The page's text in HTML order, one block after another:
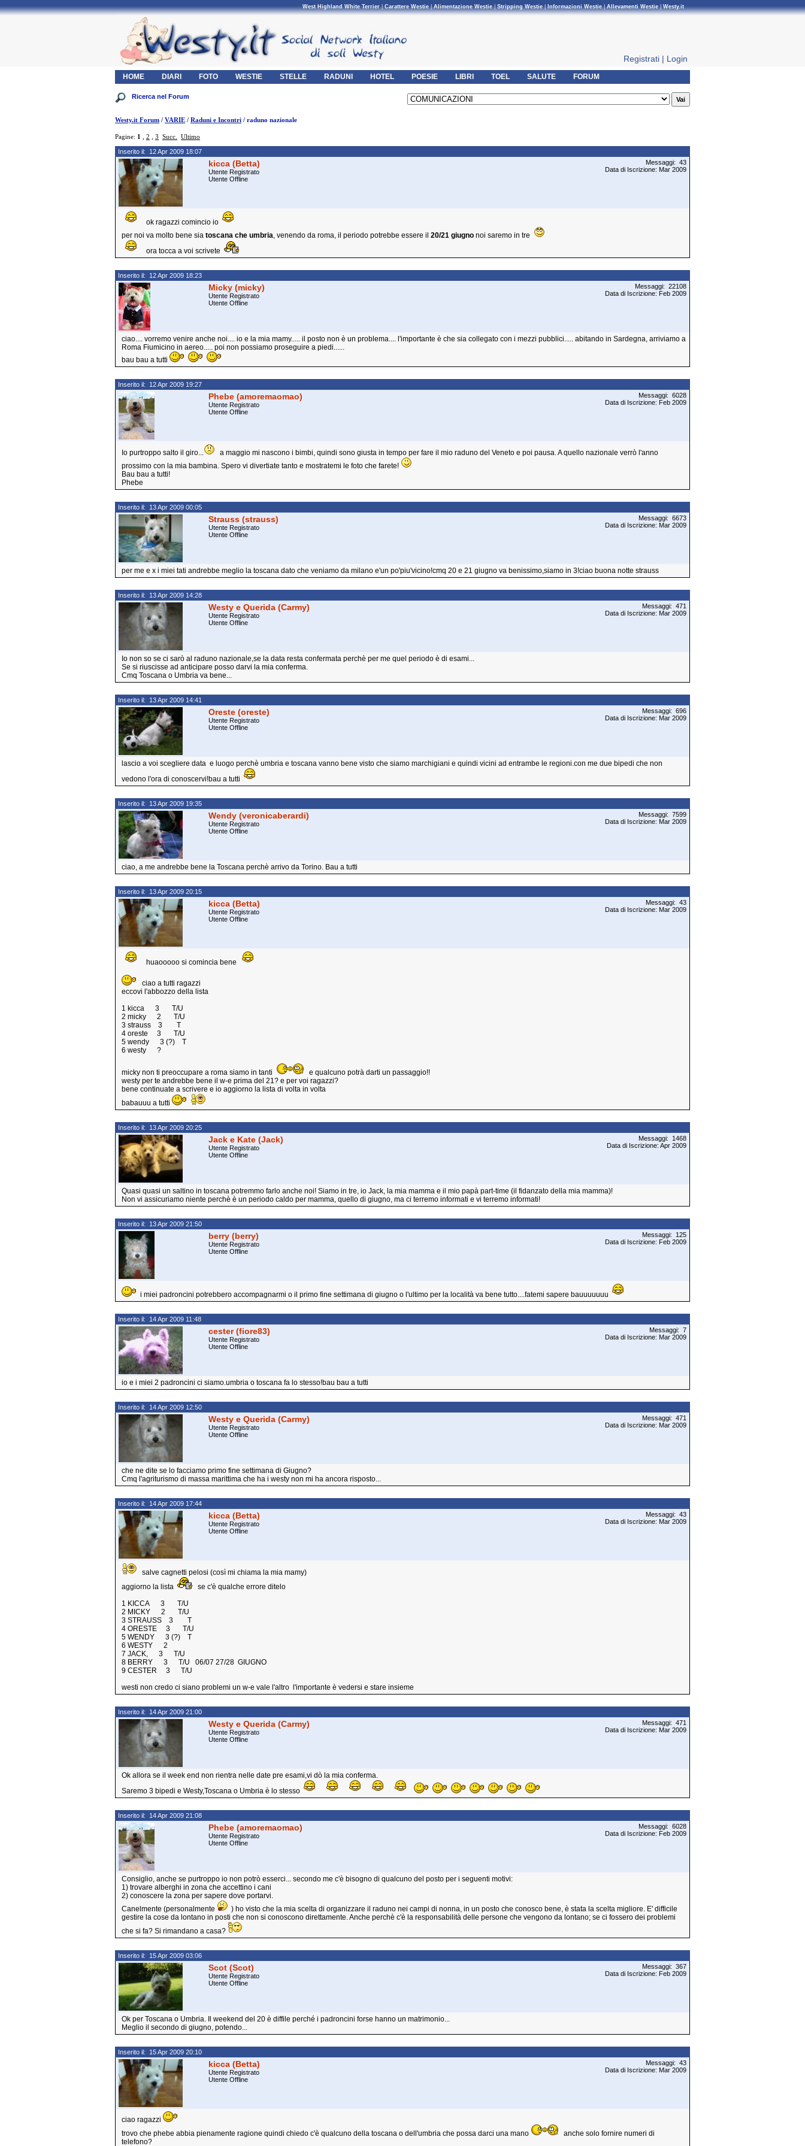
West Highland White Terrier|Carattere Westie|Alimentazione Westie|Stripping Westie| Informazioni Westie|Allevamenti Westie|Westy.it
Registrati | Login
HOME DIARI FOTO WESTIE STELLE RADUNI HOTEL POESIE LIBRI TOEL SALUTE FORUM
Westy.it Forum / VARIE / Raduni e Incontri / raduno nazionale
Pagine: 1 2 3 Succ. Ultimo
Inserito il: 12 Apr 2009 18:07
kicca (Betta)
Utente Registrato
Utente Offline
Messaggi: 43
Data di Iscrizione: Mar 2009
ok ragazzi comincio io
per noi va molto bene sia toscana che umbria, venendo da roma, il periodo potrebbe essere il 20/21 giugno noi saremo in tre
ora tocca a voi scrivete
Inserito il: 12 Apr 2009 18:23
Micky (micky)
Utente Registrato
Utente Offline
Messaggi: 22108
Data di Iscrizione: Feb 2009
ciao.... vorremo venire anche noi.... io e la mia mamy..... il posto non è un problema.... l'importante è che sia collegato con i mezzi pubblici..... abitando in Sardegna, arriviamo a
Roma Fiumicino in aereo..... poi non possiamo proseguire a piedi......
bau bau a tutti
Inserito il: 12 Apr 2009 19:27
Phebe (amoremaomao)
Utente Registrato
Utente Offline
Messaggi: 6028
Data di Iscrizione: Feb 2009
Io purtroppo salto il giro...
a maggio mi nascono i bimbi, quindi sono giusta in tempo per fare il mio raduno del Veneto e poi pausa. A quello nazionale verrò l'anno
prossimo con la mia bambina. Spero vi divertiate tanto e mostratemi le foto che farete!
Bau bau a tutti!
Phebe
Inserito il: 13 Apr 2009 00:05
Strauss (strauss)
Utente Registrato
Utente Offline
Messaggi: 6673
Data di Iscrizione: Mar 2009
per me e x i miei tati andrebbe meglio la toscana dato che veniamo da milano e'un po'piu'vicino!cmq 20 e 21 giugno va benissimo,siamo in 3!ciao buona notte strauss
Inserito il: 13 Apr 2009 14:28
Westy e Querida (Carmy)
Utente Registrato
Utente Offline
Messaggi: 471
Data di Iscrizione: Mar 2009
Io non so se ci sarò al raduno nazionale,se la data resta confermata perchè per me quel periodo è di esami...
Se si riuscisse ad anticipare posso darvi la mia conferma.
Cmq Toscana o Umbria va bene...
Inserito il: 13 Apr 2009 14:41
Oreste (oreste)
Utente Registrato
Utente Offline
Messaggi: 696
Data di Iscrizione: Mar 2009
lascio a voi scegliere data e luogo perchè umbria e toscana vanno bene visto che siamo marchigiani e quindi vicini ad entrambe le regioni.con me due bipedi che non
vedono l'ora di conoscervi!bau a tutti
Inserito il: 13 Apr 2009 19:35
Wendy (veronicaberardi)
Utente Registrato
Utente Offline
Messaggi: 7599
Data di Iscrizione: Mar 2009
ciao, a me andrebbe bene la Toscana perchè arrivo da Torino. Bau a tutti
Inserito il: 13 Apr 2009 20:15
kicca (Betta)
Utente Registrato
Utente Offline
Messaggi: 43
Data di Iscrizione: Mar 2009
huaooooo si comincia bene
ciao a tutti ragazzi
eccovi l'abbozzo della lista
1 kicca 3 T/U
2 micky 2 T/U
3 strauss 3 T
4 oreste 3 T/U
5 wendy 3 (?) T
6 westy ?
micky non ti preoccupare a roma siamo in tanti
e qualcuno potrà darti un passaggio!!
westy per te andrebbe bene il w-e prima del 21? e per voi ragazzi?
bene continuate a scrivere e io aggiorno la lista di volta in volta
babauuu a tutti
Inserito il: 13 Apr 2009 20:25
Jack e Kate (Jack)
Utente Registrato
Utente Offline
Messaggi: 1468
Data di Iscrizione: Apr 2009
Quasi quasi un saltino in toscana potremmo farlo anche noi! Siamo in tre, io Jack, la mia mamma e il mio papà part-time (il fidanzato della mia mamma)!
Non vi assicuriamo niente perchè è un periodo caldo per mamma, quello di giugno, ma ci terremo informati e vi terremo informati!
Inserito il: 13 Apr 2009 21:50
berry (berry)
Utente Registrato
Utente Offline
Messaggi: 125
Data di Iscrizione: Feb 2009
i miei padroncini potrebbero accompagnarmi o il primo fine settimana di giugno o l'ultimo per la località va bene tutto....fatemi sapere bauuuuuuu
Inserito il: 14 Apr 2009 11:48
cester (fiore83)
Utente Registrato
Utente Offline
Messaggi: 7
Data di Iscrizione: Mar 2009
io e i miei 2 padroncini ci siamo.umbria o toscana fa lo stesso!bau bau a tutti
Inserito il: 14 Apr 2009 12:50
Westy e Querida (Carmy)
Utente Registrato
Utente Offline
Messaggi: 471
Data di Iscrizione: Mar 2009
che ne dite se lo facciamo primo fine settimana di Giugno?
Cmq l'agriturismo di massa marittima che ha i westy non mi ha ancora risposto...
Inserito il: 14 Apr 2009 17:44
kicca (Betta)
Utente Registrato
Utente Offline
Messaggi: 43
Data di Iscrizione: Mar 2009
salve cagnetti pelosi (così mi chiama la mia mamy)
aggiorno la lista
se c'è qualche errore ditelo
1 KICCA 3 T/U
2 MICKY 2 T/U
3 STRAUSS 3 T
4 ORESTE 3 T/U
5 WENDY 3 (?) T
6 WESTY 2
7 JACK, 3 T/U
8 BERRY 3 T/U 06/07 27/28 GIUGNO
9 CESTER 3 T/U
westi non credo ci siano problemi un w-e vale l'altro l'importante è vedersi e stare insieme
Inserito il: 14 Apr 2009 21:00
Westy e Querida (Carmy)
Utente Registrato
Utente Offline
Messaggi: 471
Data di Iscrizione: Mar 2009
Ok allora se il week end non rientra nelle date pre esami,vi dò la mia conferma.
Saremo 3 bipedi e Westy,Toscana o Umbria è lo stesso
Inserito il: 14 Apr 2009 21:08
Phebe (amoremaomao)
Utente Registrato
Utente Offline
Messaggi: 6028
Data di Iscrizione: Feb 2009
Consiglio, anche se purtroppo io non potrò esserci... secondo me c'è bisogno di qualcuno del posto per i seguenti motivi:
1) trovare alberghi in zona che accettino i cani
2) conoscere la zona per sapere dove portarvi.
Canelmente (personalmente
) ho visto che la mia scelta di organizzare il raduno nei campi di nonna, in un posto che conosco bene, è stata la scelta migliore. E' difficile
gestire la cose da lontano in posti che non si conoscono direttamente. Anche perchè c'è la responsabilità delle persone che vengono da lontano; se ci fossero dei problemi
che si fa? Si rimandano a casa?
Inserito il: 15 Apr 2009 03:06
Scot (Scot)
Utente Registrato
Utente Offline
Messaggi: 367
Data di Iscrizione: Feb 2009
Ok per Toscana o Umbria. Il weekend del 20 è diffile perché i padroncini forse hanno un matrimonio...
Meglio il secondo di giugno, potendo...
Inserito il: 15 Apr 2009 20:10
kicca (Betta)
Utente Registrato
Utente Offline
Messaggi: 43
Data di Iscrizione: Mar 2009
ciao ragazzi
trovo che phebe abbia pienamente ragione quindi chiedo c'è qualcuno della toscana o dell'umbria che possa darci una mano
anche solo fornire numeri di
telefono?